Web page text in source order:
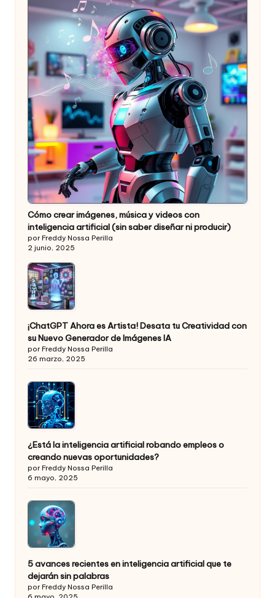
Cómo crear imágenes, música y videos con
inteligencia artificial (sin saber diseñar ni producir)
por Freddy Nossa Perilla
2 junio, 2025
¡ChatGPT Ahora es Artista! Desata tu Creatividad con
su Nuevo Generador de Imágenes IA
por Freddy Nossa Perilla
26 marzo, 2025
¿Está la inteligencia artificial robando empleos o
creando nuevas oportunidades?
por Freddy Nossa Perilla
6 mayo, 2025
5 avances recientes en inteligencia artificial que te
dejarán sin palabras
por Freddy Nossa Perilla